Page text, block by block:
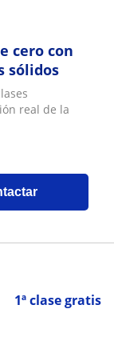
cero con
sólidos
real de la
1ª clase gratis